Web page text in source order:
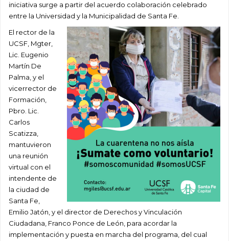
iniciativa surge a partir del acuerdo colaboración celebrado
entre la Universidad y la Municipalidad de Santa Fe.
El rector de la
UCSF, Mgter,
Lic. Eugenio
Martín De
Palma, y el
vicerrector de
Formación,
Pbro. Lic.
Carlos
Scatizza,
mantuvieron
una reunión
virtual con el
intendente de
la ciudad de
Santa Fe,
Emilio Jatón, y el director de Derechos y Vinculación
Ciudadana, Franco Ponce de León, para acordar la
implementación y puesta en marcha del programa, del cual